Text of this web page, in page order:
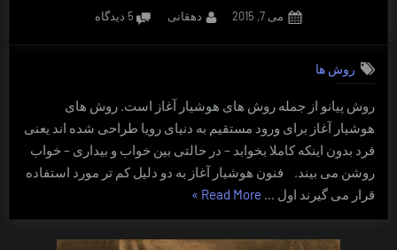
Posted
می 7, 2015 By
دهقانی 5 دیدگاه
برای
پیانو
روش ها
روش پیانو از جمله روش های هوشیار آغاز است. روش های
هوشیار آغاز برای ورود مستقیم به دنیای رویا طراحی شده اند یعنی
فرد بدون اینکه کاملا بخوابد – در حالتی بین خواب و بیداری – خواب
روشن می بیند. فنون هوشیار آغاز به دو دلیل کم تر مورد استفاده
قرار می گیرند اول … Read More “روش
انگشتی
»